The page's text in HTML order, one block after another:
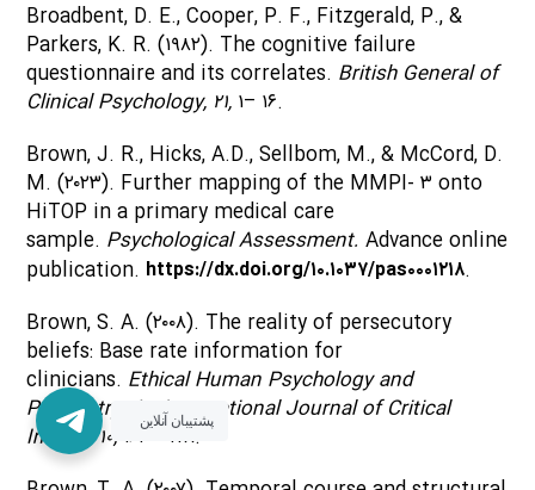
Broadbent, D. E., Cooper, P. F., Fitzgerald, P., &
Parkers, K. R. (۱۹۸۲). The cognitive failure
questionnaire and its correlates. British General of
Clinical Psychology, ۲۱, ۱– ۱۶.
Brown, J. R., Hicks, A.D., Sellbom, M., & McCord, D.
M. (۲۰۲۳). Further mapping of the MMPI- ۳ onto
HiTOP in a primary medical care
sample. Psychological Assessment. Advance online
publication. https://dx.doi.org/۱۰.۱۰۳۷/pas۰۰۰۱۲۱۸.
Brown, S. A. (۲۰۰۸). The reality of persecutory
beliefs: Base rate information for
clinicians. Ethical Human Psychology and
Psychiatry: An International Journal of Critical
Inquiry, ۱۰, ۱۶۳– ۱۷۸.
پشتیبان آنلاین